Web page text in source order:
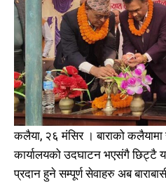
कलैया, २६ मंसिर । बाराको कलैयामा
कार्यालयको उदघाटन भएसंगै छिट्टै
प्रदान हुने सम्पूर्ण सेवाहरु अब